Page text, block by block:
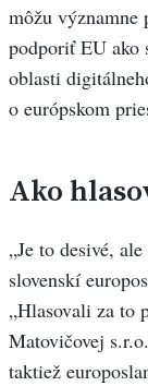
môžu
podporiť EU ako
oblasti
o európskom
Ako
„Je to desivé,
slovenskí
„Hlasovali za to
Matovičovej
taktiež